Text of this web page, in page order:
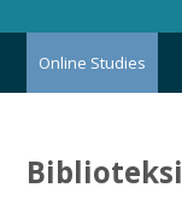
Online Studies
Svenska ‎(sv)‎